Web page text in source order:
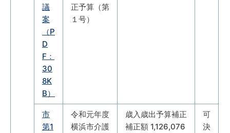
議
案
（P
D
F：
30
8K
B）
正予算（第
１号）
市
第1
令和元年度
横浜市介護
歳入歳出予算補正
補正額 1,126,076
可
決